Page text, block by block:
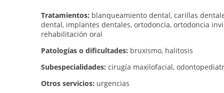
Tratamientos: blanqueamiento dental, carillas
dental, implantes dentales, ortodoncia, ortodoncia
rehabilitación oral
Patologí­as o dificultades: bruxismo, halitosis
Subespecialidades: cirugía maxilofacial,
Otros servicios: urgencias